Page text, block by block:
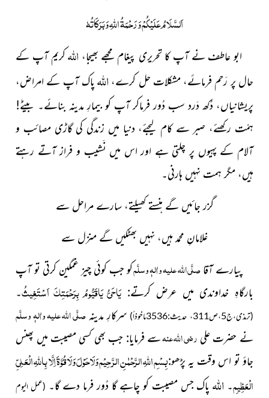
اَلسَّلَامُ عَلَیْکُمْ وَرَحْمَۃُ اللّٰہِ وَبَرَکَاتُہٗ
ابو عاطف نے آپ کا تحریری پیغام مجھے بھیجا، اللہکریم آپ کے
حال پر رَحم فرمائے، مشکلات حل کرے، اللہپاک آپ کے امراض،
پریشانیاں، دُکھ دَرد سب دُور فرماکر آپ کو بیمارِ مدینہ بنائے۔ بیٹے!
ہمّت رکھئے، صبر سے کام لیجئے، دنیا میں زندگی کی گاڑی مصائب و
آلام کے پہیوں پر چلتی ہے اور اس میں نَشیب و فراز آتے رہتے
ہیں، مگر ہمت نہیں ہارنی۔
گزر جائیں گے ہنستے کھیلتے، سارے مراحل سے
غلامانِ محمد ہیں، نہیں بھٹکیں گے منزل سے
پیارے آقاصلَّی اللہ علیہ واٰلہٖ وسلَّمکو جب کوئی چیز غمگین کرتی تو آپ
بارگاہِ خداوندی میں عرض کرتے:يَاحَيُّ يَاقَيُّومُ بِرَحْمَتِكَ اَسْتَغِيثُ۔
(ترمذی،ج5،ص311، حدیث:3536ماخوذاً) سرکارِ مدینہصلَّی اللہ علیہ واٰلہٖ وسلَّم
نے حضرت علی رضی اللہ عنہسے فرمایا: جب بھی کسی مصیبت میں پھنس
جاؤ تو اس وقت یہ پڑھو:بِسْمِ اللہِ الرَّحْمٰنِ الرَّ حِیْموَلَا حَوْلَ وَلَا قُوَّةَ اِلَّا بِاللَّهِ الْعَلِيِّ
الْعَظِيمِ۔ اللہپاک جس مصیبت کو چاہے گا دُور فرما دے گا۔ (عمل الیوم